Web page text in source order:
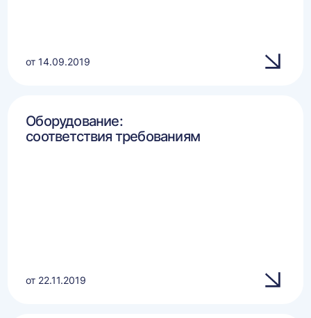
от 14.09.2019
Оборудование:
соответствия требованиям
от 22.11.2019